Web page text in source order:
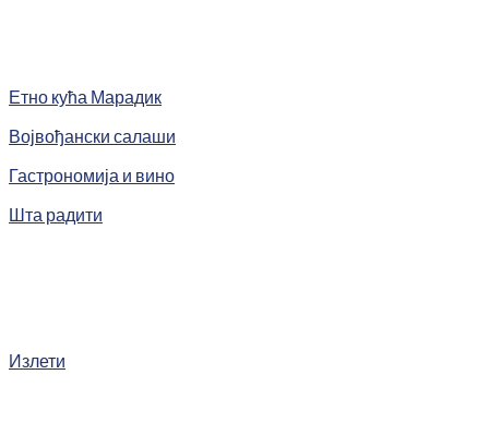
Етно кућа Марадик
Војвођански салаши
Гастрономија и вино
Шта радити
Излети